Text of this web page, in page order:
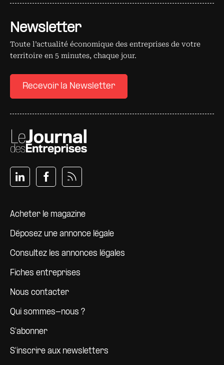
Newsletter
Toute l’actualité économique des entreprises de votre
territoire en 5 minutes, chaque jour.
Recevoir la Newsletter
Pied de page
Acheter le magazine
Déposez une annonce légale
Consultez les annonces légales
Fiches entreprises
Nous contacter
Qui sommes-nous ?
S'abonner
S'inscrire aux newsletters